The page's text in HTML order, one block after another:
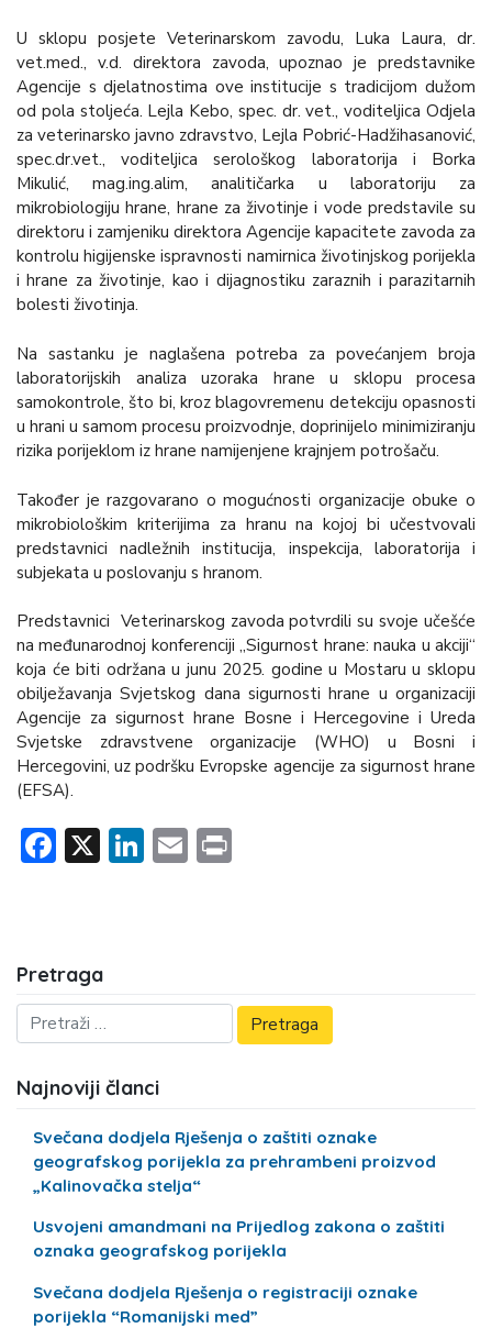
U sklopu posjete Veterinarskom zavodu, Luka Laura, dr.
vet.med., v.d. direktora zavoda, upoznao je predstavnike
Agencije s djelatnostima ove institucije s tradicijom dužom
od pola stoljeća. Lejla Kebo, spec. dr. vet., voditeljica Odjela
za veterinarsko javno zdravstvo, Lejla Pobrić-Hadžihasanović,
spec.dr.vet., voditeljica serološkog laboratorija i Borka
Mikulić, mag.ing.alim, analitičarka u laboratoriju za
mikrobiologiju hrane, hrane za životinje i vode predstavile su
direktoru i zamjeniku direktora Agencije kapacitete zavoda za
kontrolu higijenske ispravnosti namirnica životinjskog porijekla
i hrane za životinje, kao i dijagnostiku zaraznih i parazitarnih
bolesti životinja.
Na sastanku je naglašena potreba za povećanjem broja
laboratorijskih analiza uzoraka hrane u sklopu procesa
samokontrole, što bi, kroz blagovremenu detekciju opasnosti
u hrani u samom procesu proizvodnje, doprinijelo minimiziranju
rizika porijeklom iz hrane namijenjene krajnjem potrošaču.
Također je razgovarano o mogućnosti organizacije obuke o
mikrobiološkim kriterijima za hranu na kojoj bi učestvovali
predstavnici nadležnih institucija, inspekcija, laboratorija i
subjekata u poslovanju s hranom.
Predstavnici Veterinarskog zavoda potvrdili su svoje učešće
na međunarodnoj konferenciji „Sigurnost hrane: nauka u akciji“
koja će biti održana u junu 2025. godine u Mostaru u sklopu
obilježavanja Svjetskog dana sigurnosti hrane u organizaciji
Agencije za sigurnost hrane Bosne i Hercegovine i Ureda
Svjetske zdravstvene organizacije (WHO) u Bosni i
Hercegovini, uz podršku Evropske agencije za sigurnost hrane
(EFSA).
Facebook
X LinkedIn
Email
Pretraga
Najnoviji članci
Svečana dodjela Rješenja o zaštiti oznake
geografskog porijekla za prehrambeni proizvod
„Kalinovačka stelja“
Usvojeni amandmani na Prijedlog zakona o zaštiti
oznaka geografskog porijekla
Svečana dodjela Rješenja o registraciji oznake
porijekla “Romanijski med”